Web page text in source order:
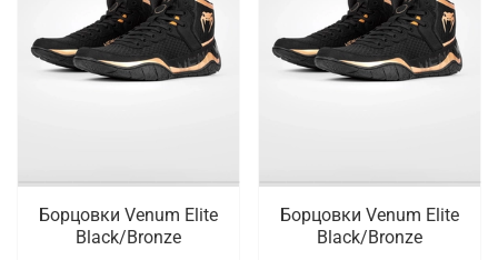
Борцовки Venum Elite
Black/Bronze
Борцовки Venum Elite
Black/Bronze